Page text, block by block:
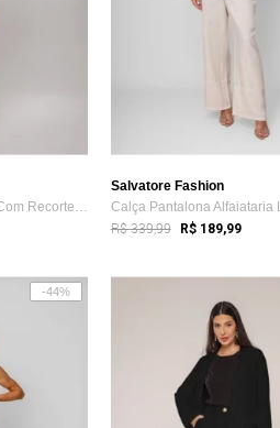
Calça Suede Wide Leg Com Recorte Salvatore Bege
Salvatore Fashion
R$ 339,99 R$ 189,99
-44%